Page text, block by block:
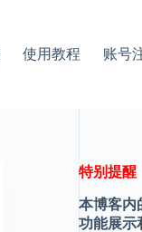
使用教程 账号
特别提醒
本博客内
功能展示